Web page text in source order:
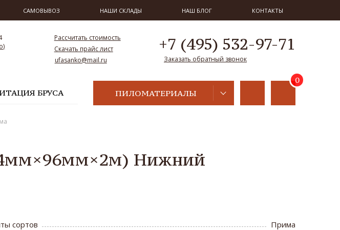
САМОВЫВОЗ НАШИ СКЛАДЫ НАШ БЛОГ КОНТАКТЫ
Рассчитать стоимость
Скачать прайс лист
ufasanko@mail.ru
+7 (495) 532-97-71
Заказать обратный звонок
БРУСА ПИЛОМАТЕРИАЛЫ
Нижний
сортов
Прима